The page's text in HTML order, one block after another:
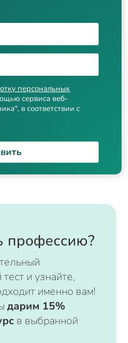
персональных
сервиса веб-
в соответствии с
профессию?
и узнайте,
именно вам!
дарим 15%
в выбранной